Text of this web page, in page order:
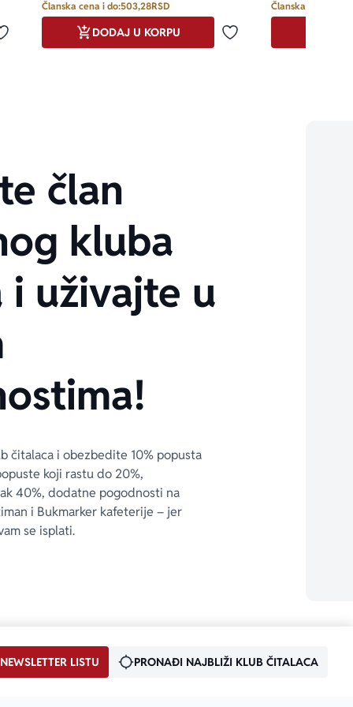
Dodaj u omiljene
Članska cena i do:503,28RSD
Dodaj u omiljene
DODAJ U KORPU
Članska cena i do:
član
kluba
i uživajte u
čitalaca i obezbedite 10% popusta
koji rastu do 20%,
40%, dodatne pogodnosti na
i Bukmarker kafeterije – jer
se isplati.
LISTU PRONAĐI NAJBLIŽI KLUB ČITALACA